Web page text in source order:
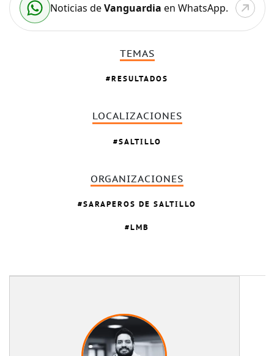
Noticias deVanguardia en WhatsApp.
TEMAS
RESULTADOS
LOCALIZACIONES
SALTILLO
ORGANIZACIONES
SARAPEROS DE SALTILLO
LMB